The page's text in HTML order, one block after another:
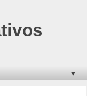
▼